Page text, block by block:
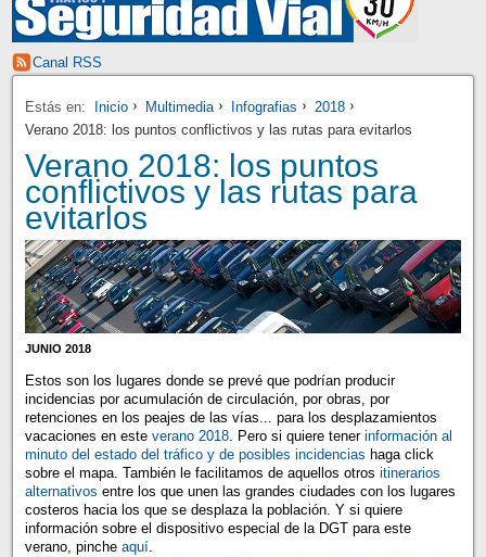
Canal RSS
Estás en: Inicio Multimedia Infografias
2018
Verano 2018: los puntos conflictivos y las rutas para evitarlos
Verano 2018: los puntos
conflictivos y las rutas para
evitarlos
JUNIO 2018
Estos son los lugares donde se prevé que podrían producir
incidencias por acumulación de circulación, por obras, por
retenciones en los peajes de las vías... para los desplazamientos
vacaciones en este verano 2018. Pero si quiere tener información al
minuto del estado del tráfico y de posibles incidencias haga click
sobre el mapa. También le facilitamos de aquellos otros itinerarios
alternativos entre los que unen las grandes ciudades con los lugares
costeros hacia los que se desplaza la población. Y si quiere
información sobre el dispositivo especial de la DGT para este
verano, pinche aquí.